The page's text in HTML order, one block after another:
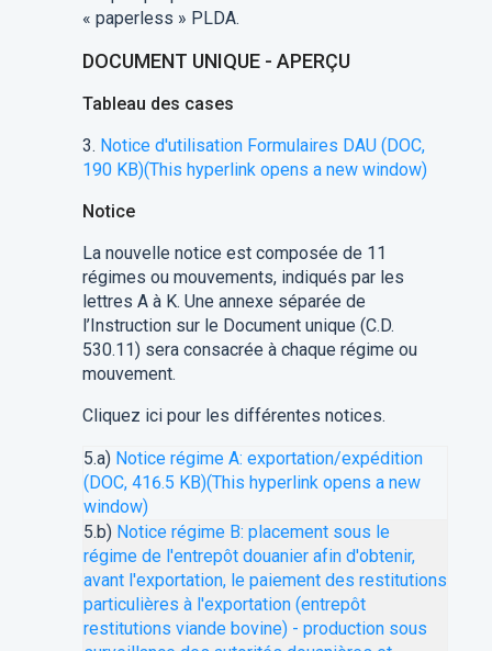
« paperless » PLDA.
DOCUMENT UNIQUE - APERÇU
Tableau des cases
3. Notice d'utilisation Formulaires DAU (DOC,
190 KB)(This hyperlink opens a new window)
Notice
La nouvelle notice est composée de 11
régimes ou mouvements, indiqués par les
lettres A à K. Une annexe séparée de
l’Instruction sur le Document unique (C.D.
530.11) sera consacrée à chaque régime ou
mouvement.
Cliquez ici pour les différentes notices.
5.a) Notice régime A: exportation/expédition
(DOC, 416.5 KB)(This hyperlink opens a new
window)
5.b) Notice régime B: placement sous le
régime de l'entrepôt douanier afin d'obtenir,
avant l'exportation, le paiement des restitutions
particulières à l'exportation (entrepôt
restitutions viande bovine) - production sous